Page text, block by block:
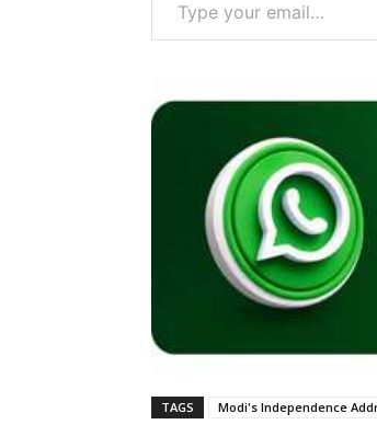
TAGS Modi's Independence